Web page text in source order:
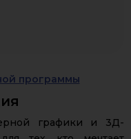
программы
графики и 3Д-